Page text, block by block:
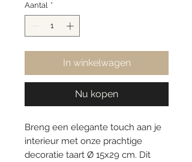
Aantal *
In winkelwagen
Nu kopen
Breng een elegante touch aan je
interieur met onze prachtige
decoratie taart Ø 15x29 cm. Dit